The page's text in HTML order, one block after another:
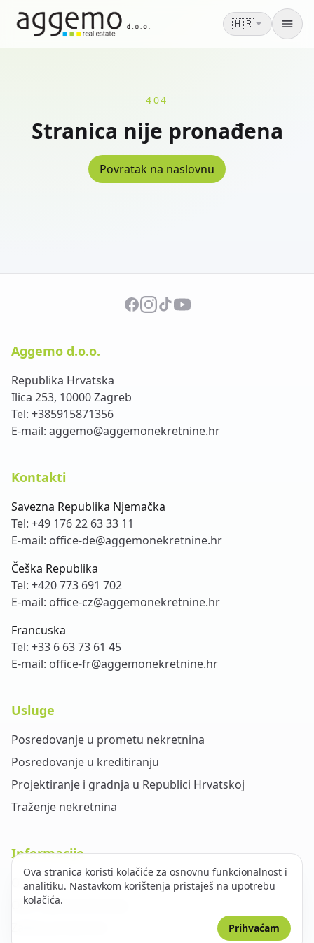
🇭🇷
404
Stranica nije pronađena
Povratak na naslovnu
Aggemo d.o.o.
Republika Hrvatska
Ilica 253, 10000 Zagreb
Tel: +385915871356
E-mail: aggemo@aggemonekretnine.hr
Kontakti
Savezna Republika Njemačka
Tel: +49 176 22 63 33 11
E-mail: office-de@aggemonekretnine.hr
Češka Republika
Tel: +420 773 691 702
E-mail: office-cz@aggemonekretnine.hr
Francuska
Tel: +33 6 63 73 61 45
E-mail: office-fr@aggemonekretnine.hr
Usluge
Posredovanje u prometu nekretnina
Posredovanje u kreditiranju
Projektiranje i gradnja u Republici Hrvatskoj
Traženje nekretnina
Informacije
O nama
Opći uvjeti poslovanja
Ova stranica koristi kolačiće za osnovnu funkcionalnost i
analitiku. Nastavkom korištenja pristaješ na upotrebu
kolačića.
Prihvaćam